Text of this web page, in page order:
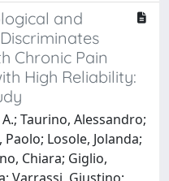
and
Chronic Pain
High Reliability:
Taurino, Alessandro;
Losole, Jolanda;
Chiara; Giglio,